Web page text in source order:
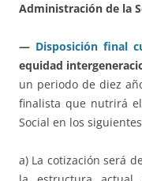
Administración de la
— Disposición final
equidad
un periodo de diez
finalista que nutrirá
Social en los
a) La cotización será